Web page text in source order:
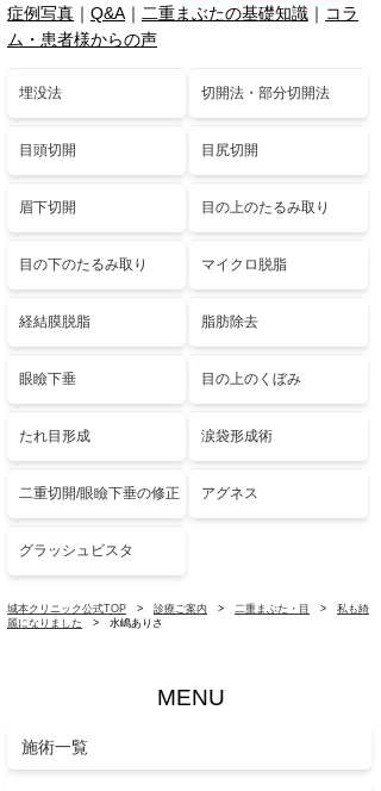
症例写真 ｜ Q&A ｜ 二重まぶたの基礎知識 ｜ コラ
ム・患者様からの声
埋没法 切開法・部分切開法
目頭切開 目尻切開
眉下切開 目の上のたるみ取り
目の下のたるみ取り マイクロ脱脂
経結膜脱脂 脂肪除去
眼瞼下垂 目の上のくぼみ
たれ目形成 涙袋形成術
二重切開/眼瞼下垂の修正 アグネス
グラッシュビスタ
城本クリニック公式TOP > 診療ご案内 > 二重まぶた・目 > 私も綺
麗になりました > 水嶋ありさ
MENU
施術一覧